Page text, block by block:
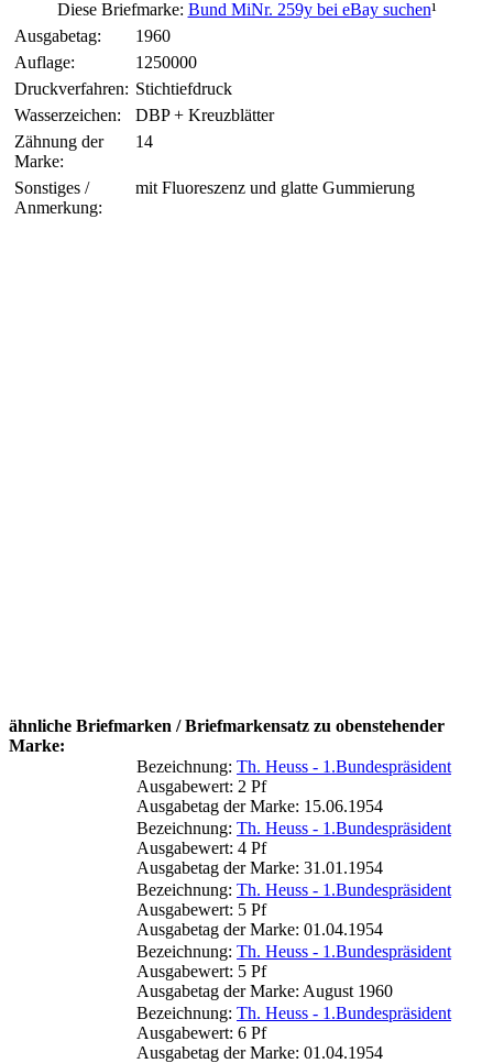
Diese Briefmarke: Bund MiNr. 259y bei eBay suchen¹
Ausgabetag:
1960
Auflage:
1250000
Druckverfahren: Stichtiefdruck
Wasserzeichen:
DBP + Kreuzblätter
Zähnung der
Marke:
14
Sonstiges /
Anmerkung:
mit Fluoreszenz und glatte Gummierung
ähnliche Briefmarken / Briefmarkensatz zu obenstehender
Marke:
Bezeichnung: Th. Heuss - 1.Bundespräsident
Ausgabewert: 2 Pf
Ausgabetag der Marke: 15.06.1954
Bezeichnung: Th. Heuss - 1.Bundespräsident
Ausgabewert: 4 Pf
Ausgabetag der Marke: 31.01.1954
Bezeichnung: Th. Heuss - 1.Bundespräsident
Ausgabewert: 5 Pf
Ausgabetag der Marke: 01.04.1954
Bezeichnung: Th. Heuss - 1.Bundespräsident
Ausgabewert: 5 Pf
Ausgabetag der Marke: August 1960
Bezeichnung: Th. Heuss - 1.Bundespräsident
Ausgabewert: 6 Pf
Ausgabetag der Marke: 01.04.1954